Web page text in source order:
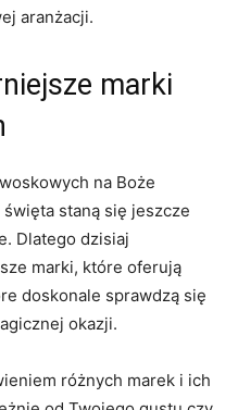
⁤aranżacji.
marki‌
na Boże
staną się jeszcze
Dlatego dzisiaj
marki, które⁢ oferują‌
doskonale ⁤sprawdzą się
okazji.
różnych⁤ marek i⁣ ich‌